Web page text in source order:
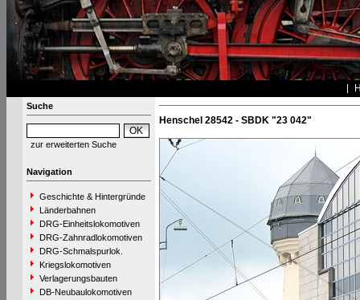
Suche
zur erweiterten Suche
Navigation
Geschichte & Hintergründe
Länderbahnen
DRG-Einheitslokomotiven
DRG-Zahnradlokomotiven
DRG-Schmalspurlok.
Kriegslokomotiven
Verlagerungsbauten
DB-Neubaulokomotiven
Henschel 28542 - SBDK "23 042"